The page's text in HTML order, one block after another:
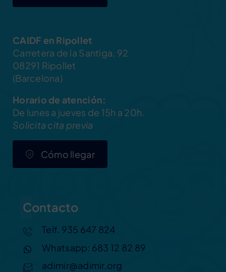
CAIDF en Ripollet
Carretera de la Santiga, 92
08291 Ripollet
(Barcelona)
Horario de atención:
De lunes a jueves de 15h a 20h.
Solicita cita previa
Cómo llegar
Contacto
Telf. 935 647 824
Whatsapp: 683 12 82 89
adimir@adimir.org